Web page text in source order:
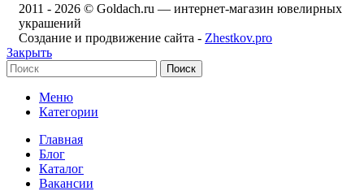
2011 - 2026 © Goldach.ru — интернет-магазин ювелирных
украшений
Создание и продвижение сайта - Zhestkov.pro
Закрыть
Поиск
Меню
Категории
Главная
Блог
Каталог
Вакансии